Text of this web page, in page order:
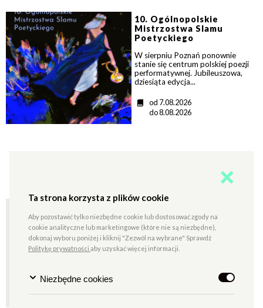
a
10. Ogólnopolskie
Mistrzostwa Slamu
Poetyckiego
W sierpniu Poznań ponownie
stanie się centrum polskiej poezji
performatywnej. Jubileuszowa,
dziesiąta edycja...
D
od 7.08.2026
do 8.08.2026
w drodze 2026
Komu w drogę, temu czas!
Ta strona korzysta z plików cookie
Aby pozostawić tylko niezbędne cookie lub dostosować zgody na
cookie analityczne lub marketingowe (które nie są niezbędne),
dokonaj wyboru poniżej i kliknij "Zezwól na wybrane" Sprawdź
Politykę prywatności aby uzyskać więcej informacji.
Niezbędne cookies